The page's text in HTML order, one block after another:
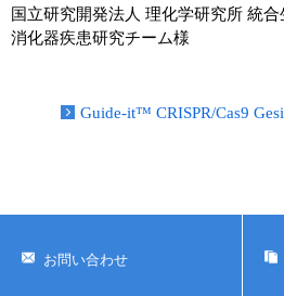
国立研究開発法人 理化学研究所 統
消化器疾患研究チーム様
Guide-it™ CRISPR/Cas9
お問い合わせ